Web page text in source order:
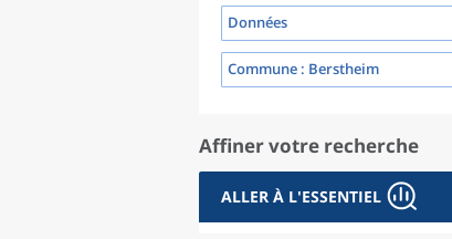
Données
Commune : Berstheim
Affiner votre recherche
ALLER À L'ESSENTIEL